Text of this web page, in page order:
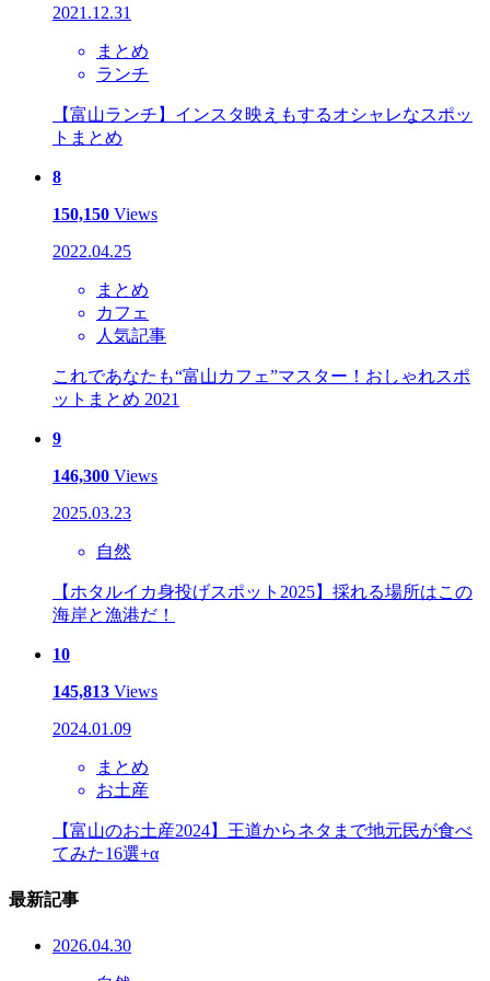
2021.12.31
まとめ
ランチ
【富山ランチ】インスタ映えもするオシャレなスポッ
トまとめ
8
150,150 Views
2022.04.25
まとめ
カフェ
人気記事
これであなたも“富山カフェ”マスター！おしゃれスポ
ットまとめ 2021
9
146,300 Views
2025.03.23
自然
【ホタルイカ身投げスポット2025】採れる場所はこの
海岸と漁港だ！
10
145,813 Views
2024.01.09
まとめ
お土産
【富山のお土産2024】王道からネタまで地元民が食べ
てみた16選+α
最新記事
2026.04.30